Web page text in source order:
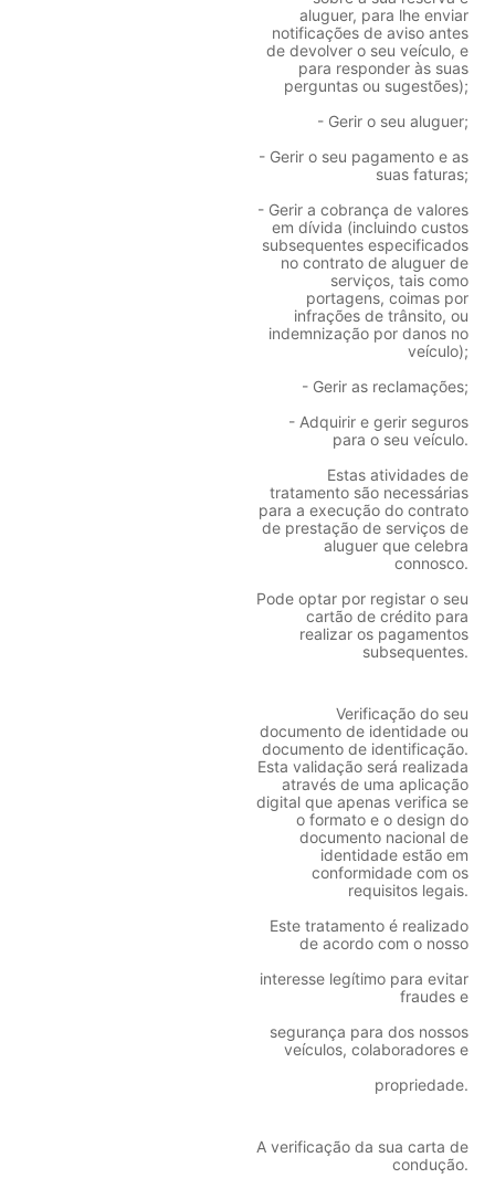
aluguer, para lhe enviar
notificações de aviso antes
de devolver o seu veículo, e
para responder às suas
perguntas ou sugestões);
- Gerir o seu aluguer;
- Gerir o seu pagamento e as
suas faturas;
- Gerir a cobrança de valores
em dívida (incluindo custos
subsequentes especificados
no contrato de aluguer de
serviços, tais como
portagens, coimas por
infrações de trânsito, ou
indemnização por danos no
veículo);
- Gerir as reclamações;
- Adquirir e gerir seguros
para o seu veículo.
Estas atividades de
tratamento são necessárias
para a execução do contrato
de prestação de serviços de
aluguer que celebra
connosco.
Pode optar por registar o seu
cartão de crédito para
realizar os pagamentos
subsequentes.
Verificação do seu
documento de identidade ou
documento de identificação.
Esta validação será realizada
através de uma aplicação
digital que apenas verifica se
o formato e o design do
documento nacional de
identidade estão em
conformidade com os
requisitos legais.
Este tratamento é realizado
de acordo com o nosso
interesse legítimo para evitar
fraudes e
segurança para dos nossos
veículos, colaboradores e
propriedade.
A verificação da sua carta de
condução.